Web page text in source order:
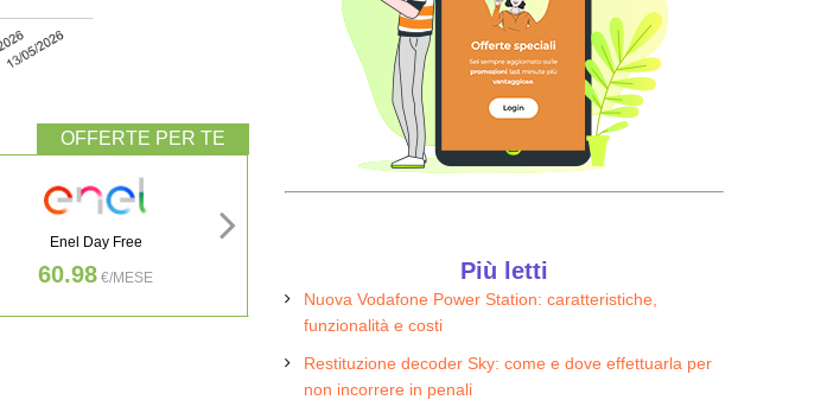
Enel Day Free
60.98 €/MESE
64.27
Più letti
Nuova Vodafone Power Station: caratteristiche,
funzionalità e costi
Restituzione decoder Sky: come e dove effettuarla per
non incorrere in penali